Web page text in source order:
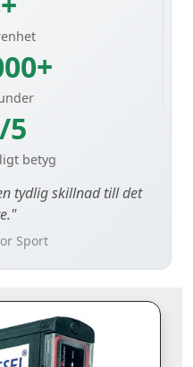
5
betyg
tydlig skillnad till det
Sport